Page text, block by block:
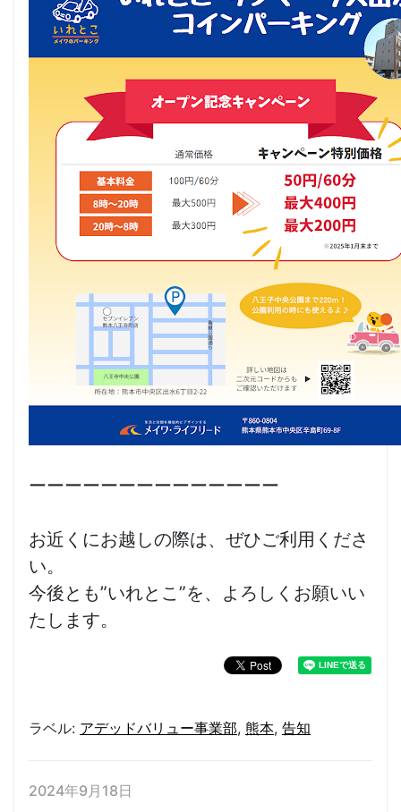
ーーーーーーーーーーーーーー
お近くにお越しの際は、ぜひご利用くださ
い。
今後とも”いれとこ”を、よろしくお願いい
たします。
ラベル: アデッドバリュー事業部, 熊本, 告知
2024年9月18日